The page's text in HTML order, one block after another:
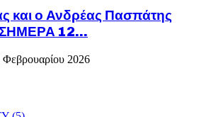
ο Ανδρέας Πασπάτης
ΣΗΜΕΡΑ 12...
Φεβρουαρίου 2026